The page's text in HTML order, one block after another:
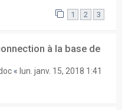
1 2 3
à la base de
« lun. janv. 15, 2018 1:41